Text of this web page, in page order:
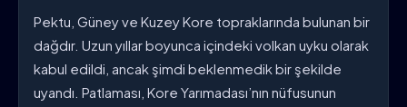
Pektu, Güney ve Kuzey Kore topraklarında bulunan bir
dağdır. Uzun yıllar boyunca içindeki volkan uyku olarak
kabul edildi, ancak şimdi beklenmedik bir şekilde
uyandı. Patlaması, Kore Yarımadası’nın nüfusunun